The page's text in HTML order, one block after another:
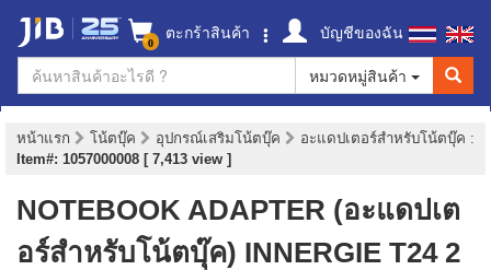
0 ตะกร้าสินค้า
บัญชีของฉัน
หมวดหมู่สินค้า
หน้าแรก โน้ตบุ๊ค อุปกรณ์เสริมโน้ตบุ๊ค อะแดปเตอร์สำหรับโน้ตบุ๊ค :
Item#: 1057000008 [ 7,413 view ]
NOTEBOOK ADAPTER (อะแดปเต
อร์สำหรับโน้ตบุ๊ค) INNERGIE T24 2